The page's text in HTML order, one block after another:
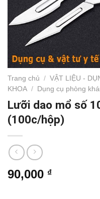
Trang chủ / VẬT LIỆU -
KHOA / Dụng cụ phòng
Lưỡi dao mổ số
(100c/hộp)
90,000 ₫